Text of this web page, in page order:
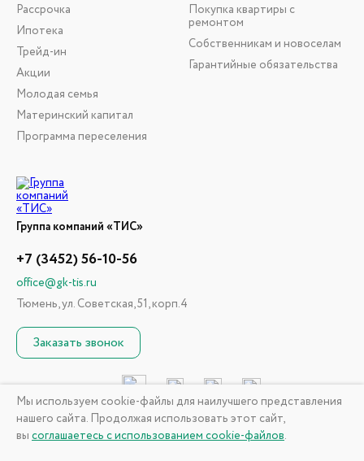
Группа компаний «ТИС»
+7 (3452) 56-10-56
office@gk-tis.ru
Тюмень, ул. Советская, 51, корп.4
Заказать звонок
Рассрочка
Ипотека
Трейд-ин
Акции
Молодая семья
Материнский капитал
Программа переселения
Покупка квартиры с
ремонтом
Собственникам и новоселам
Гарантийные обязательства
© 2026 ГК «ТИС». Информация, размещенная на сайте, не
является публичной офертой
Мы используем cookie-файлы для наилучшего представления
нашего сайта. Продолжая использовать этот сайт,
вы соглашаетесь с использованием cookie-файлов.